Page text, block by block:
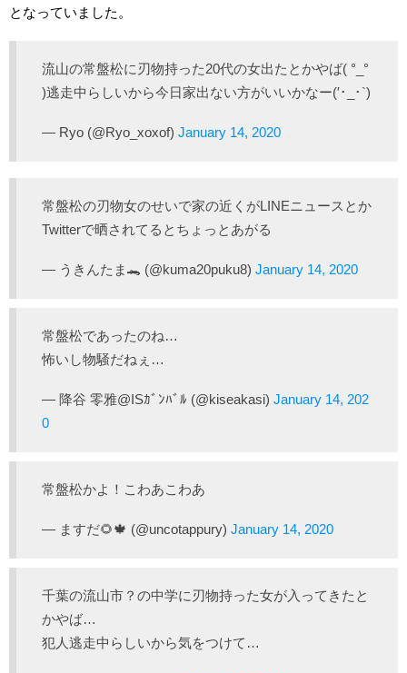
となっていました。
流山の常盤松に刃物持った20代の女出たとかやば( °_°
)逃走中らしいから今日家出ない方がいいかなー(′･_･`)
— Ryo (@Ryo_xoxof) January 14, 2020
常盤松の刃物女のせいで家の近くがLINEニュースとか
Twitterで晒されてるとちょっとあがる
— うきんたま🐊 (@kuma20puku8) January 14, 2020
常盤松であったのね…
怖いし物騒だねぇ…
— 降谷 零雅@ISｶﾞﾝﾊﾞﾙ (@kiseakasi) January 14, 202
0
常盤松かよ！こわあこわあ
— ますだ🌻🍁 (@uncotappury) January 14, 2020
千葉の流山市？の中学に刃物持った女が入ってきたと
かやば…
犯人逃走中らしいから気をつけて…